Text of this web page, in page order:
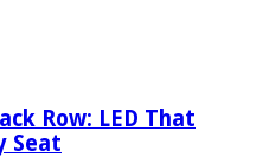
Row: LED That
Seat